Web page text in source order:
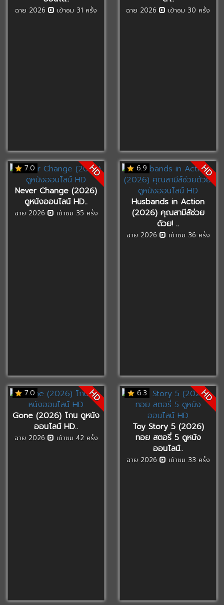
ฉาย 2026 เข้าชม 31 ครั้ง ฉาย 2026 เข้าชม 30 ครั้ง
7.0 HD
Never Change (2026)
ดูหนังออนไลน์ HD..
ฉาย 2026 เข้าชม 35 ครั้ง
6.9 HD
Husbands in Action
(2026) คุณสามีส์ช่วย
ด้วย! ..
ฉาย 2026 เข้าชม 36 ครั้ง
7.0 HD
Gone (2026) โกน ดูหนัง
ออนไลน์ HD..
ฉาย 2026 เข้าชม 42 ครั้ง
6.3 HD
Toy Story 5 (2026)
ทอย สตอรี่ 5 ดูหนัง
ออนไลน์..
ฉาย 2026 เข้าชม 33 ครั้ง